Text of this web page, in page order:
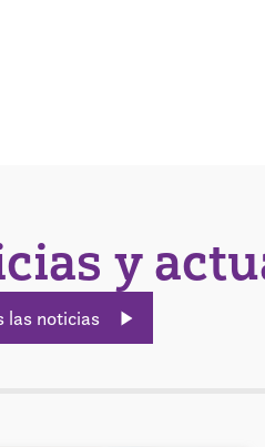
y
las noticias